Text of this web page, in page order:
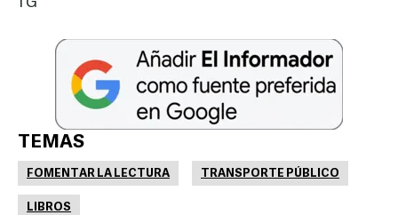
TG
TEMAS
FOMENTAR LA LECTURA TRANSPORTE PÚBLICO
LIBROS